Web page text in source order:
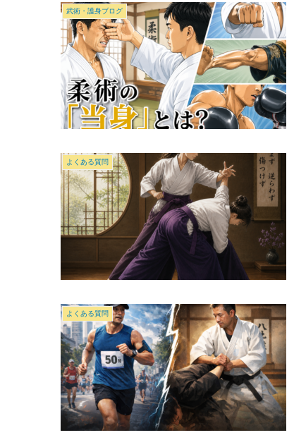
武術・護身ブログ
よくある質問
よくある質問